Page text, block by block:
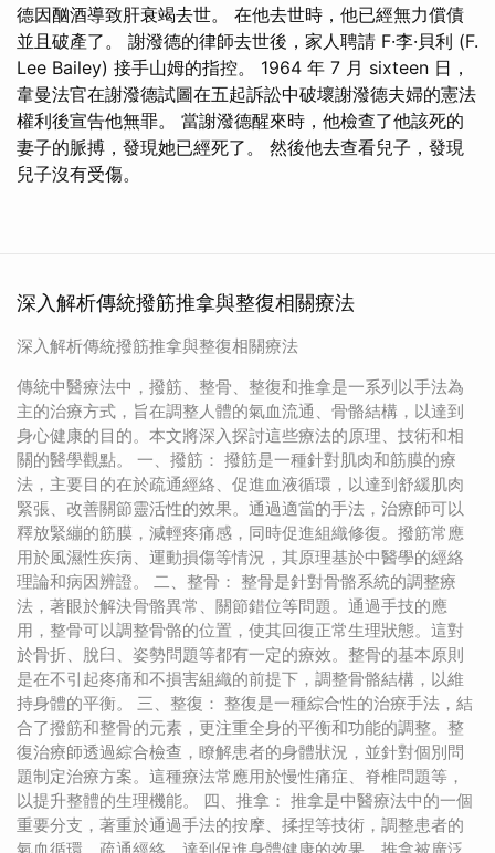
德因酗酒導致肝衰竭去世。 在他去世時，他已經無力償債
並且破產了。 謝潑德的律師去世後，家人聘請 F·李·貝利 (F.
Lee Bailey) 接手山姆的指控。 1964 年 7 月 sixteen 日，
韋曼法官在謝潑德試圖在五起訴訟中破壞謝潑德夫婦的憲法
權利後宣告他無罪。 當謝潑德醒來時，他檢查了他該死的
妻子的脈搏，發現她已經死了。 然後他去查看兒子，發現
兒子沒有受傷。
深入解析傳統撥筋推拿與整復相關療法
深入解析傳統撥筋推拿與整復相關療法
傳統中醫療法中，撥筋、整骨、整復和推拿是一系列以手法為
主的治療方式，旨在調整人體的氣血流通、骨骼結構，以達到
身心健康的目的。本文將深入探討這些療法的原理、技術和相
關的醫學觀點。 一、撥筋： 撥筋是一種針對肌肉和筋膜的療
法，主要目的在於疏通經絡、促進血液循環，以達到舒緩肌肉
緊張、改善關節靈活性的效果。通過適當的手法，治療師可以
釋放緊繃的筋膜，減輕疼痛感，同時促進組織修復。撥筋常應
用於風濕性疾病、運動損傷等情況，其原理基於中醫學的經絡
理論和病因辨證。 二、整骨： 整骨是針對骨骼系統的調整療
法，著眼於解決骨骼異常、關節錯位等問題。通過手技的應
用，整骨可以調整骨骼的位置，使其回復正常生理狀態。這對
於骨折、脫臼、姿勢問題等都有一定的療效。整骨的基本原則
是在不引起疼痛和不損害組織的前提下，調整骨骼結構，以維
持身體的平衡。 三、整復： 整復是一種綜合性的治療手法，結
合了撥筋和整骨的元素，更注重全身的平衡和功能的調整。整
復治療師透過綜合檢查，瞭解患者的身體狀況，並針對個別問
題制定治療方案。這種療法常應用於慢性痛症、脊椎問題等，
以提升整體的生理機能。 四、推拿： 推拿是中醫療法中的一個
重要分支，著重於通過手法的按摩、揉捏等技術，調整患者的